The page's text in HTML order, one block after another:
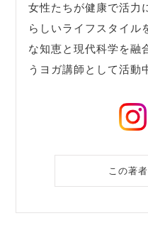
女性たちが健康で活力
らしいライフスタイル
な知恵と現代科学を融
うヨガ講師として活動
この著